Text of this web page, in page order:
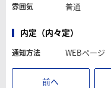
雰囲気 普通
内定（内々定）
通知方法 WEBページ
前へ